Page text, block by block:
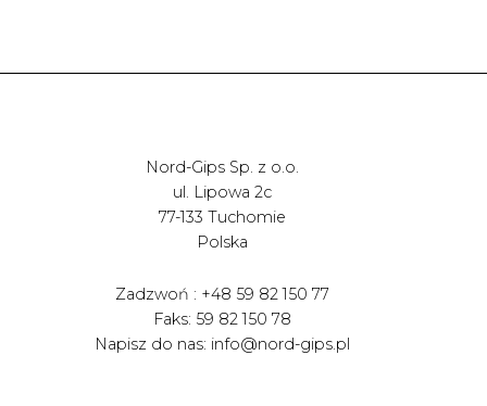
Nord-Gips Sp. z o.o.
ul. Lipowa 2c
77-133 Tuchomie
Polska
Zadzwoń : +48 59 82 150 77
Faks: 59 82 150 78
Napisz do nas: info@nord-gips.pl